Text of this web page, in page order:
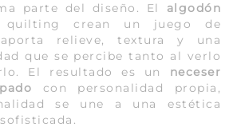
parte del diseño. El algodón
crean un juego de
relieve, textura y una
que se percibe tanto al verlo
El resultado es un neceser
con personalidad propia,
se une a una estética